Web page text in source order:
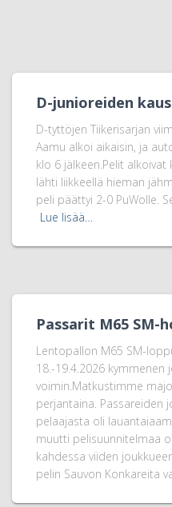
D-junioreiden
D-tyttöjen Tiikerisarjan
Aamu alkoi aikaisin, ja
klo 6 jälkeen.Pelit
lähti liikkeellä hieman
peli päättyi 2-0 PuWolle.
Lue lisää…
Passarit M65 SM-
Lentopallon M65 SM-
18.-19.4.2026 kymmenen
voimin.Matkustimme
perjantaina. Passareiden
pelaajasta oli
muutti pelisuunnitelmaa
kahdessa viiden
pelin Sauvon Konkareita